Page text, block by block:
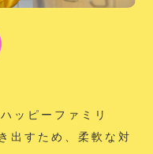
ッピーファミリ
出すため、柔軟な対